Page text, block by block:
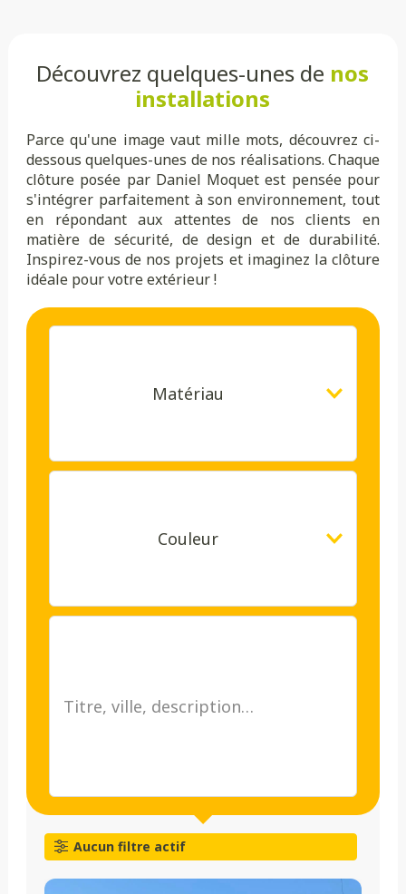
Découvrez quelques-unes de nos
installations
Parce qu'une image vaut mille mots, découvrez ci-
dessous quelques-unes de nos réalisations. Chaque
clôture posée par Daniel Moquet est pensée pour
s'intégrer parfaitement à son environnement, tout
en répondant aux attentes de nos clients en
matière de sécurité, de design et de durabilité.
Inspirez-vous de nos projets et imaginez la clôture
idéale pour votre extérieur !
Matériau
Couleur
Aucun filtre actif